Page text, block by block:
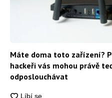
Máte doma toto zařízení?
hackeři vás mohou právě
odposlouchávat